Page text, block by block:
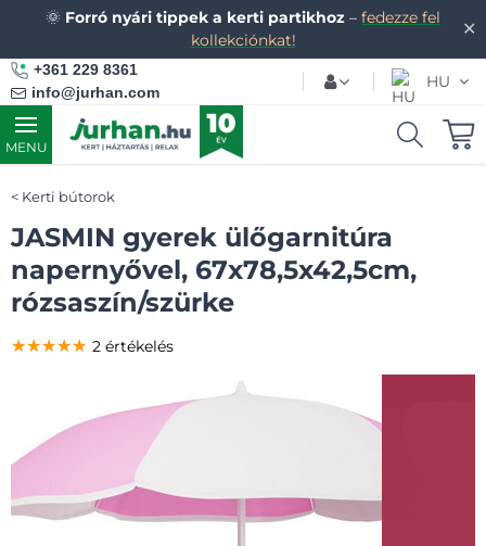
✕
🌞 Forró nyári tippek a kerti partikhoz – fedezze fel
kollekciónkat!
+361 229 8361
info@jurhan.com
HU
MENU
Kerti bútorok
JASMIN gyerek ülőgarnitúra
napernyővel, 67x78,5x42,5cm,
rózsaszín/szürke
★★★★★
★★★★★
★★★★★ 2 értékelés